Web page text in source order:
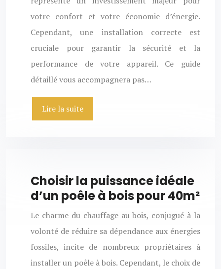
votre confort et votre économie d’énergie.
Cependant, une installation correcte est
cruciale pour garantir la sécurité et la
performance de votre appareil. Ce guide
détaillé vous accompagnera pas…
Lire la suite
Choisir la puissance idéale
d’un poêle à bois pour 40m²
Le charme du chauffage au bois, conjugué à la
volonté de réduire sa dépendance aux énergies
fossiles, incite de nombreux propriétaires à
installer un poêle à bois. Cependant, le choix de